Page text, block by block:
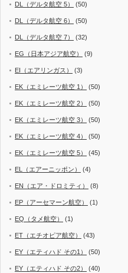
DL（デルタ航空 5） (50)
DL（デルタ航空 6） (50)
DL（デルタ航空 7） (32)
EG（日本アジア航空） (9)
EI（エアリンガス） (3)
EK（エミレーツ航空 1） (50)
EK（エミレーツ航空 2） (50)
EK（エミレーツ航空 3） (50)
EK（エミレーツ航空 4） (50)
EK（エミレーツ航空 5） (45)
EL（エアーニッポン） (4)
EN（エア・ドロミティ） (8)
EP（アーセマーン航空） (1)
EQ（タメ航空） (1)
ET（エチオピア航空） (43)
EY（エティハド その1） (50)
EY（エティハド その2） (40)